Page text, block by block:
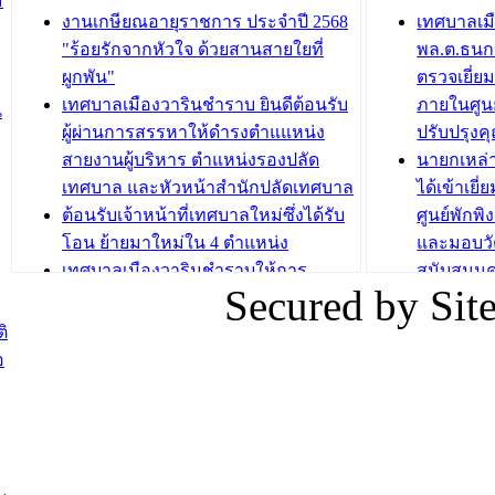
กองสวัสดิการสังคม เทศบาลเมือง
วารินชำราบ จัดโครงการอบรมอาชีพ
ระยะสั้น ประจำปี 2568 (หลักสูตรการ
ถักทอผลิตภัณฑ์จากถุงพลาสติก)
บทความ อื่นๆ ...
ถนนแก่เ
เด็กเล็ก
เทศบาลเ
ปรึกษาห
วัยของอ
บทความ อื่นๆ ...
งานเกษียณอายุราชการ ประจำปี 2568
"ร้อยรักจากหัวใจ ด้วยสานสายใยที่
ผูกพัน"
เทศบาลเมืองวารินชำราบ ยินดีต้อนรับ
ผู้ผ่านการสรรหาให้ดำรงตำแแหน่ง
สายงานผู้บริหาร ตำแหน่งรองปลัด
เทศบาล และหัวหน้าสำนักปลัดเทศบาล
ต้อนรับเจ้าหน้าที่เทศบาลใหม่ซึ่งได้รับ
โอน ย้ายมาใหม่ใน 4 ตำแหน่ง
เทศบาลเมืองวารินชำราบให้การ
ต้อนรับพนักงานเทศบาลผู้ผ่านการ
สรรหาให้ดำรงตำแหน่งสายงานผู้
เทศบาลเ
พล.ต.ธน
ตรวจเยี่ย
ภายในศู
ปรับปรุง
นายกเห
ได้เข้าเยี่
ศูนย์พักพิ
และมอบ
สนับสนุน
ภัยน้ำท่วม
ภาพบรร
Secured by